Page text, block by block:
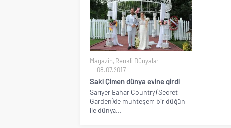
Magazin, Renkli Dünyalar
08.07.2017
Saki Çimen dünya evine girdi
Sarıyer Bahar Country (Secret
Garden)de muhteşem bir düğün
ile dünya...